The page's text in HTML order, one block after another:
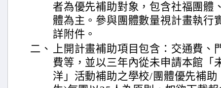
者為優先補助對象，包含社福團體
體為主。參與團體數量視計畫執行
詳附件。
二、
上開計畫補助項目包含：交通費、
費等，並以三年內從未申請本館「
洋」活動補助之學校/團體優先補